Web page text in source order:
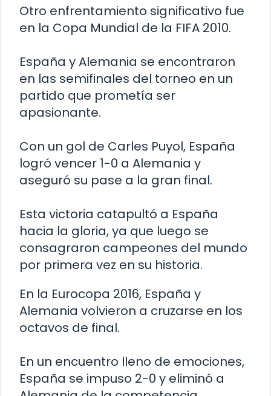
Otro enfrentamiento significativo fue
en la Copa Mundial de la FIFA 2010.
España y Alemania se encontraron
en las semifinales del torneo en un
partido que prometía ser
apasionante.
Con un gol de Carles Puyol, España
logró vencer 1-0 a Alemania y
aseguró su pase a la gran final.
Esta victoria catapultó a España
hacia la gloria, ya que luego se
consagraron campeones del mundo
por primera vez en su historia.
En la Eurocopa 2016, España y
Alemania volvieron a cruzarse en los
octavos de final.
En un encuentro lleno de emociones,
España se impuso 2-0 y eliminó a